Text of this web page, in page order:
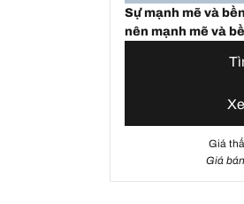
Sự mạnh mẽ và
nên mạnh mẽ và
Giá
Giá